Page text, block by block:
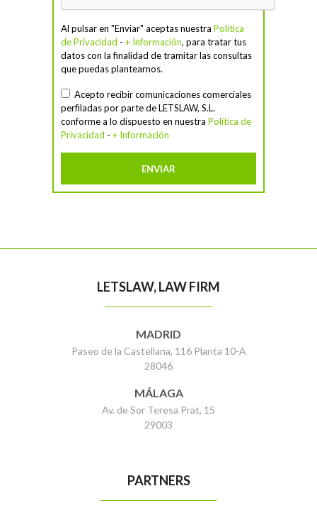
Al pulsar en "Enviar" aceptas nuestra Política
de Privacidad - + Información, para tratar tus
datos con la finalidad de tramitar las consultas
que puedas plantearnos.
Acepto recibir comunicaciones comerciales
perfiladas por parte de LETSLAW, S.L.
conforme a lo dispuesto en nuestra Política de
Privacidad - + Información
LETSLAW, LAW FIRM
MADRID
Paseo de la Castellana, 116 Planta 10-A
28046
MÁLAGA
Av. de Sor Teresa Prat, 15
29003
PARTNERS